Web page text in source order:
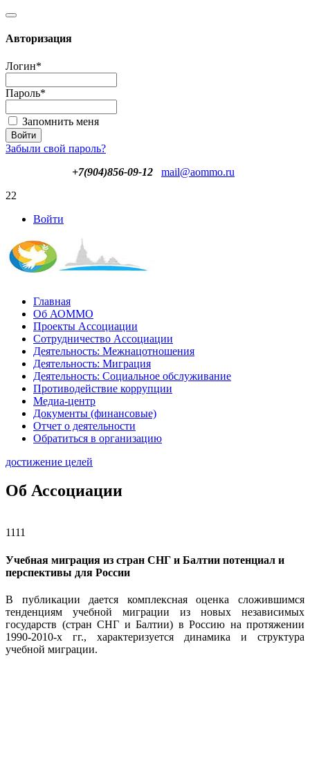
Авторизация
Логин*
Пароль*
Запомнить меня
Забыли свой пароль?
+7(904)856-09-12
mail@aommo.ru
22
Войти
Главная
Об АОММО
Проекты Ассоциации
Сотрудничество Ассоциации
Деятельность: Межнацотношения
Деятельность: Миграция
Деятельность: Социальное обслуживание
Противодействие коррупции
Медиа-центр
Документы (финансовые)
Отчет о деятельности
Обратиться в организацию
достижение целей
Об Ассоциации
1111
Учебная миграция из стран СНГ и Балтии потенциал и
перспективы для России
В публикации дается комплексная оценка сложившимся
тенденциям учебной миграции из новых независимых
государств (стран СНГ и Балтии) в Россию на протяжении
1990-2010-х гг., характеризуется динамика и структура
учебной миграции.